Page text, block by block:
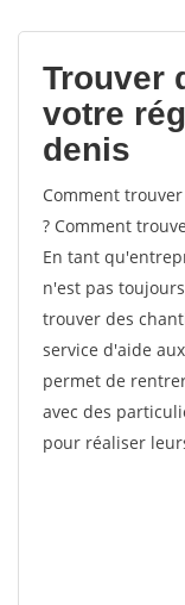
Trouver
votre
denis
Comment
? Comment
En tant
n'est pas
trouver des
service d'aide
permet de
avec des
pour réaliser